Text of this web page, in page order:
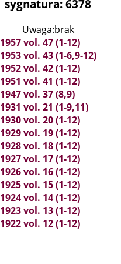
sygnatura: 6378
Uwaga:brak
1957 vol. 47 (1-12)
1953 vol. 43 (1-6,9-12)
1952 vol. 42 (1-12)
1951 vol. 41 (1-12)
1947 vol. 37 (8,9)
1931 vol. 21 (1-9,11)
1930 vol. 20 (1-12)
1929 vol. 19 (1-12)
1928 vol. 18 (1-12)
1927 vol. 17 (1-12)
1926 vol. 16 (1-12)
1925 vol. 15 (1-12)
1924 vol. 14 (1-12)
1923 vol. 13 (1-12)
1922 vol. 12 (1-12)